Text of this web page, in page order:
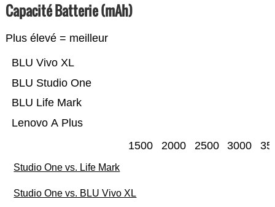
Capacité Batterie (mAh)
Plus élevé = meilleur
Lenovo A Plus
BLU Life Mark
BLU Studio One
BLU Vivo XL
1500 2000 2500 3000
Studio One vs. Life Mark
Studio One vs. BLU Vivo XL